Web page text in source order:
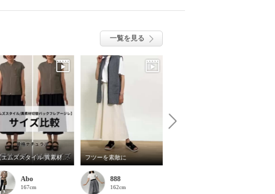
一覧を見る
【エムズスタイル/異素材切替バックフレアージレ】#サイズ比較
Abo
167cm
フツーを素敵に
888
162cm